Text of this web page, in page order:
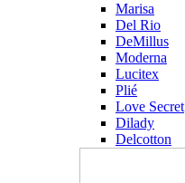
Marisa
Del Rio
DeMillus
Moderna
Lucitex
Plié
Love Secret
Dilady
Delcotton